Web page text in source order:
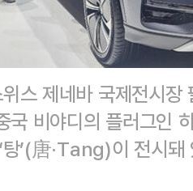
스 제네바 국제전시장
국 비야디의 플러그인
’(唐·Tang)이 전시